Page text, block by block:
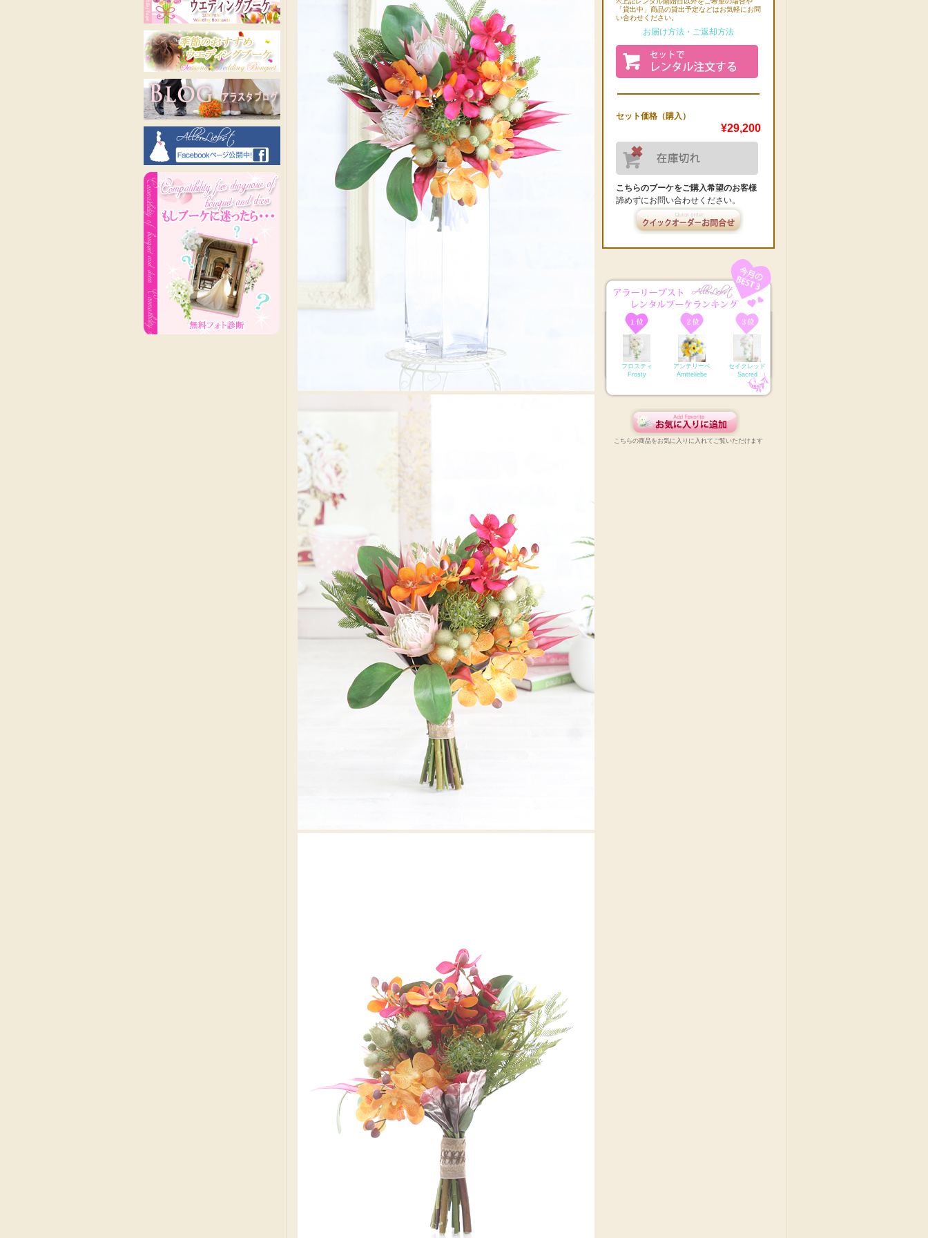
「貸出中」商品の貸出予定などはお気軽にお問
い合わせください。
お届け方法・ご返却方法
セット価格（購入）
¥29,200
こちらのブーケをご購入希望のお客様
諦めずにお問い合わせください。
フロスティ
Frosty
アンテリーベ
Amtteliebe
セイクレッド
Sacred
こちらの商品をお気に入りに入れてご覧いただけます